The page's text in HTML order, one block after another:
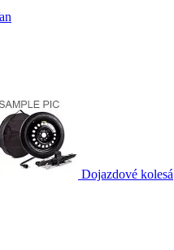
Dojazdové kolesá